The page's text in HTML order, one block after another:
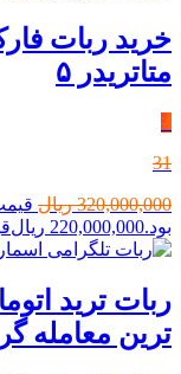
خرید ربات
متاتریدر ۵
٪
31
320,000,000 ریال
بود.220,000,000 ریال
ربات ترید
ترین معامله